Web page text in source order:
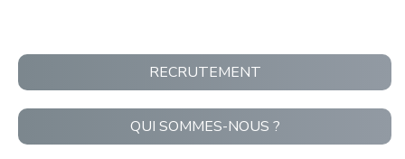
RECRUTEMENT
QUI SOMMES-NOUS ?